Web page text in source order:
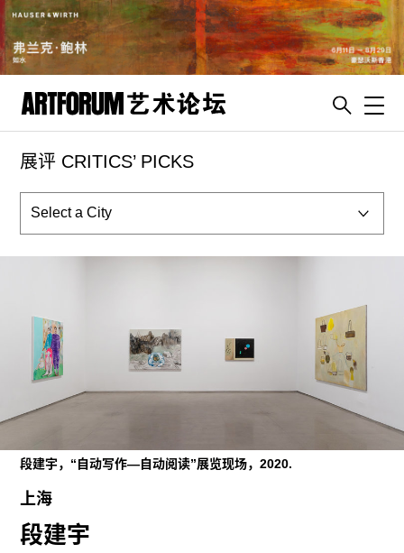
artguide
新闻
杂志
视频
ENGLISH
ART & EDUCATION
广告
订阅
展评 CRITICS’ PICKS
段建宇，“自动写作—自动阅读”展览现场，2020.
上海
段建宇